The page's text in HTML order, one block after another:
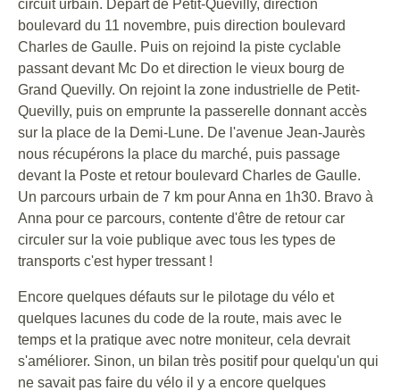
circuit urbain. Départ de Petit-Quevilly, direction
boulevard du 11 novembre, puis direction boulevard
Charles de Gaulle. Puis on rejoind la piste cyclable
passant devant Mc Do et direction le vieux bourg de
Grand Quevilly. On rejoint la zone industrielle de Petit-
Quevilly, puis on emprunte la passerelle donnant accès
sur la place de la Demi-Lune. De l'avenue Jean-Jaurès
nous récupérons la place du marché, puis passage
devant la Poste et retour boulevard Charles de Gaulle.
Un parcours urbain de 7 km pour Anna en 1h30. Bravo à
Anna pour ce parcours, contente d'être de retour car
circuler sur la voie publique avec tous les types de
transports c'est hyper tressant !
Encore quelques défauts sur le pilotage du vélo et
quelques lacunes du code de la route, mais avec le
temps et la pratique avec notre moniteur, cela devrait
s'améliorer. Sinon, un bilan très positif pour quelqu'un qui
ne savait pas faire du vélo il y a encore quelques